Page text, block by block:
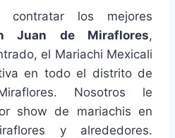
contratar los mejores
Juan de Miraflores,
el Mariachi Mexicali
en todo el distrito de
Nosotros le
show de mariachis en
y alrededores.